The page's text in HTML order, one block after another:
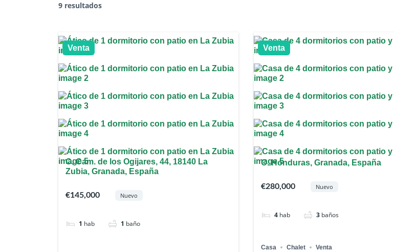
9 resultados
Venta
C. Cam. de los Ogijares, 44, 18140 La
Zubia, Granada, España
€145,000 Nuevo
1 hab 1 baño
Venta
C. Honduras, Granada, España
€280,000 Nuevo
4 hab 3 baños
Casa Chalet Venta